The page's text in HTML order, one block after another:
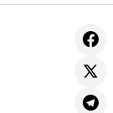
settembre 2025